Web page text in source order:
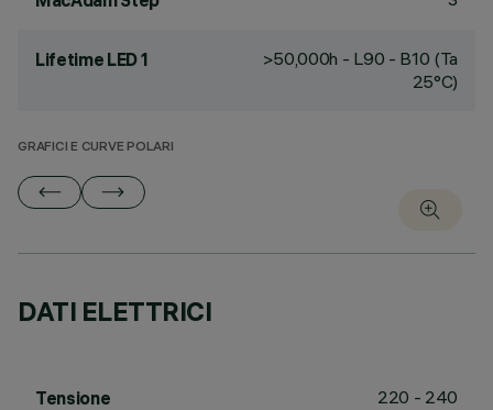
Lifetime LED 1
>50,000h - L90 - B10 (Ta
25°C)
GRAFICI E CURVE POLARI
DATI ELETTRICI
Tensione 220 - 240